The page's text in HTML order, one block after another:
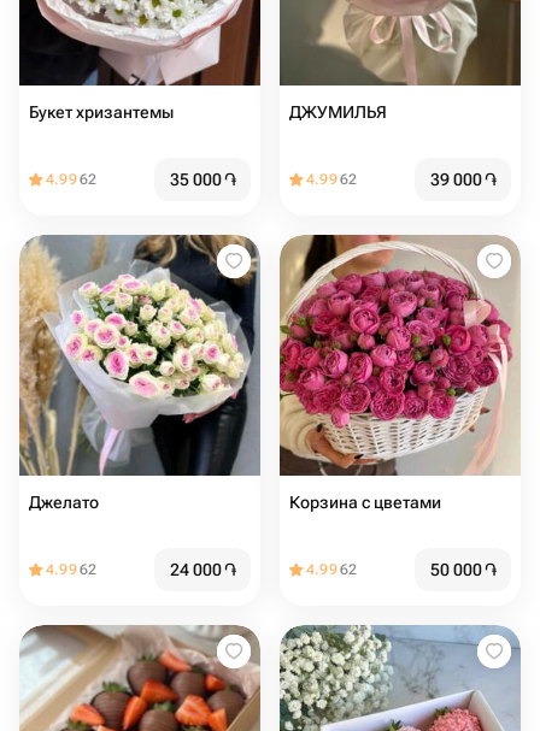
Букет хризантемы
4.9962 35 000֏
ДЖУМИЛЬЯ
4.9962 39 000֏
Джелато
4.9962 24 000֏
Корзина с цветами
4.9962 50 000֏